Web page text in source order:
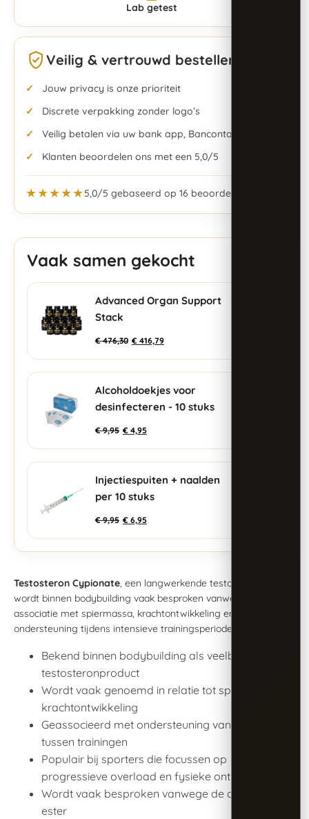
Lab getest
Veilig & vertrouwd bestellen
Jouw privacy is onze prioriteit
Discrete verpakking zonder logo’s
Veilig betalen via uw bank app, Bancontact & meer
Klanten beoordelen ons met een 5,0/5
★★★★★5,0/5 gebaseerd op 16 beoordelingen
Vaak samen gekocht
Advanced Organ Support
Stack
€476,30 € 416,79
Alcoholdoekjes voor
desinfecteren - 10 stuks
€9,95 € 4,95
Injectiespuiten + naalden
per 10 stuks
€9,95 € 6,95
Testosteron Cypionate, een langwerkende testosteronester,
wordt binnen bodybuilding vaak besproken vanwege de
associatie met spiermassa, krachtontwikkeling en
ondersteuning tijdens intensieve trainingsperiodes.
Bekend binnen bodybuilding als veelbesproken
testosteronproduct
Wordt vaak genoemd in relatie tot spiermassa en
krachtontwikkeling
Geassocieerd met ondersteuning van herstel
tussen trainingen
Populair bij sporters die focussen op
progressieve overload en fysieke ontwikkeling
Wordt vaak besproken vanwege de cypionate-
ester